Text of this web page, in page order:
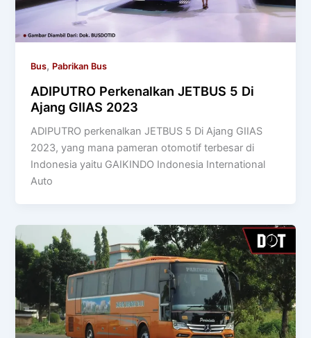
Bus, Pabrikan Bus
ADIPUTRO Perkenalkan JETBUS 5 Di
Ajang GIIAS 2023
ADIPUTRO perkenalkan JETBUS 5 Di Ajang GIIAS
2023, yang mana pameran otomotif terbesar di
Indonesia yaitu GAIKINDO Indonesia International
Auto